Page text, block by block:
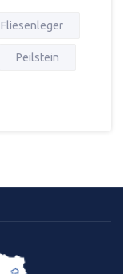
Fliesenleger
Peilstein